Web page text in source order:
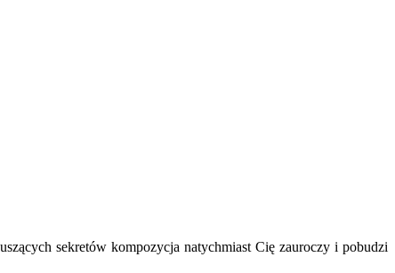
sekretów kompozycja natychmiast Cię zauroczy i pobudzi